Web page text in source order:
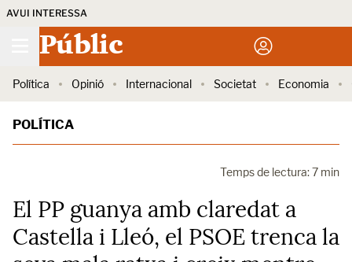
AVUI INTERESSA
Públic
Política Opinió Internacional Societat Economia
POLÍTICA
Temps de lectura: 7 min
El PP guanya amb claredat a
Castella i Lleó, el PSOE trenca la